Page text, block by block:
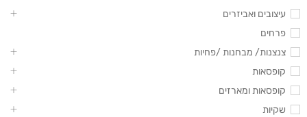
עיצובים ואביזרים
פרחים
צנצנות/ מבחנות /פחיות
קופסאות
קופסאות ומארזים
שקיות